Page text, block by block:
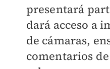
presentará
dará acceso a
de cámaras,
comentarios